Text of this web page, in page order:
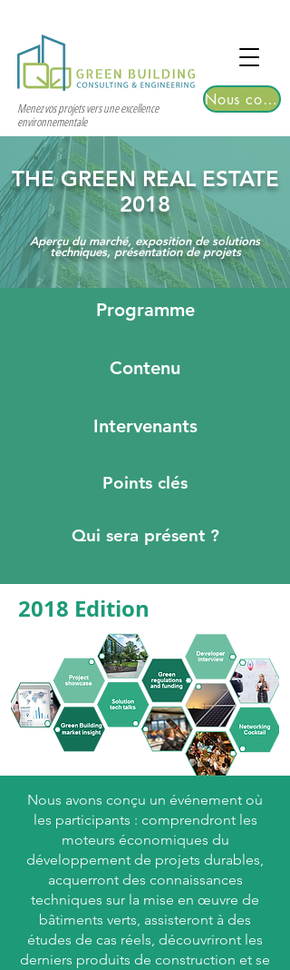
2026 | Registrations are now open!
Menez vos projets vers une excellence
environnementale
Nous contacter
THE GREEN REAL ESTATE
2018
Aperçu du marché, exposition de solutions
techniques, présentation de projets
Programme
Contenu
Intervenants
Points clés
Qui sera présent ?
2018 Edition
Nous avons conçu un événement où
les participants : comprendront les
moteurs économiques du
développement de projets durables,
acquerront des connaissances
techniques sur la mise en œuvre de
bâtiments verts, assisteront à des
études de cas réels, découvriront les
derniers produits de construction et se